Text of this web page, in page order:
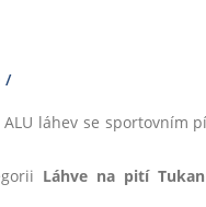
láhev se sportovním
Láhve na pití Tukan